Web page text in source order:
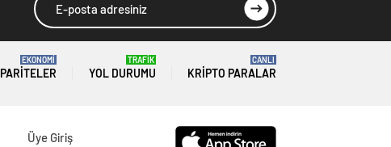
PARITELER
EKONOMİ
YOL DURUMU
TRAFİK
KRIPTO PARALAR
CANLI
Üye Giriş